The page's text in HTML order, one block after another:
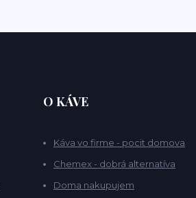
O KÁVE
Káva vo firme - pocit domova
Chemex - dobrá alternatíva
Doma nakupujem